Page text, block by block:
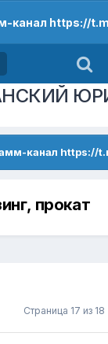
канал https://
канал https://
прокат
Страница 17 из 18